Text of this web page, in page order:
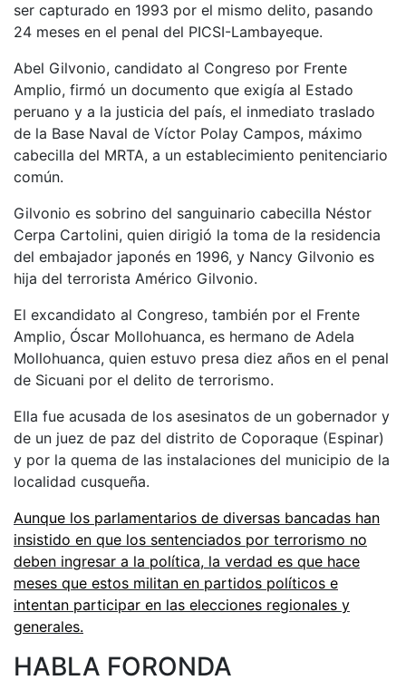
ser capturado en 1993 por el mismo delito, pasando
24 meses en el penal del PICSI-Lambayeque.
Abel Gilvonio, candidato al Congreso por Frente
Amplio, firmó un documento que exigía al Estado
peruano y a la justicia del país, el inmediato traslado
de la Base Naval de Víctor Polay Campos, máximo
cabecilla del MRTA, a un establecimiento penitenciario
común.
Gilvonio es sobrino del sanguinario cabecilla Néstor
Cerpa Cartolini, quien dirigió la toma de la residencia
del embajador japonés en 1996, y Nancy Gilvonio es
hija del terrorista Américo Gilvonio.
El excandidato al Congreso, también por el Frente
Amplio, Óscar Mollohuanca, es hermano de Adela
Mollohuanca, quien estuvo presa diez años en el penal
de Sicuani por el delito de terrorismo.
Ella fue acusada de los asesinatos de un gobernador y
de un juez de paz del distrito de Coporaque (Espinar)
y por la quema de las instalaciones del municipio de la
localidad cusqueña.
Aunque los parlamentarios de diversas bancadas han
insistido en que los sentenciados por terrorismo no
deben ingresar a la política, la verdad es que hace
meses que estos militan en partidos políticos e
intentan participar en las elecciones regionales y
generales.
HABLA FORONDA